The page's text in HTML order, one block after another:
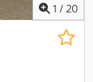
1 / 20